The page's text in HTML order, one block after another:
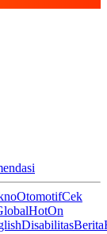
OtomotifCek
HotOn
DisabilitasBerita